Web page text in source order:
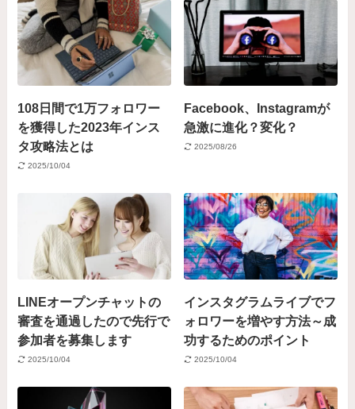
108日間で1万フォロワー
を獲得した2023年インス
タ攻略法とは
2025/10/04
Facebook、Instagramが
急激に進化？変化？
2025/08/26
LINEオープンチャットの
審査を通過したので先行で
参加者を募集します
2025/10/04
インスタグラムライブでフ
ォロワーを増やす方法～成
功するためのポイント
2025/10/04